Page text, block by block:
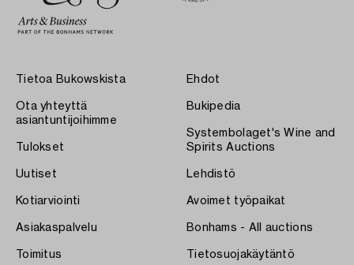
Tietoa Bukowskista
Ota yhteyttä
asiantuntijoihimme
Tulokset
Uutiset
Kotiarviointi
Asiakaspalvelu
Toimitus
Ehdot
Bukipedia
Systembolaget's Wine and
Spirits Auctions
Lehdistö
Avoimet työpaikat
Bonhams - All auctions
Tietosuojakäytäntö